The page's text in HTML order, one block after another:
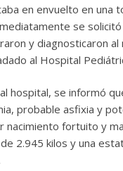
en envuelto en una
se
y diagnosticaron al
al Hospital
hospital, se informó
probable asfixia y
nacimiento fortuito y
2.945 kilos y una